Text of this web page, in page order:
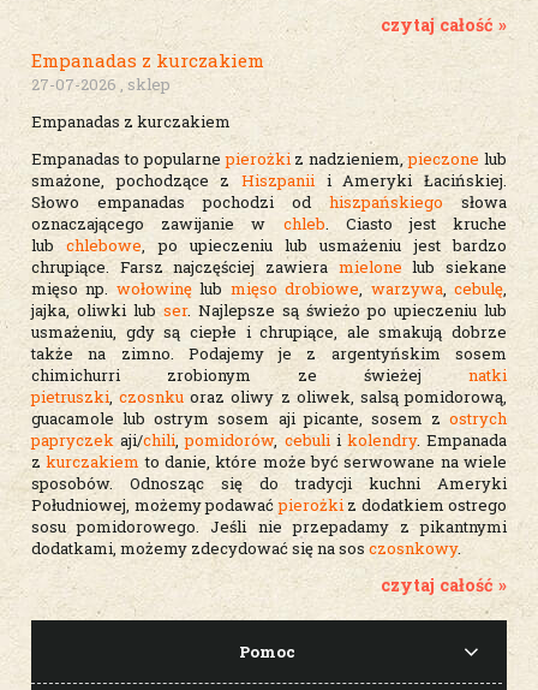
czytaj całość »
Empanadas z kurczakiem
27-07-2026 , sklep
Empanadas z kurczakiem
Empanadas to popularnepierożkiz nadzieniem,pieczone lub
smażone, pochodzące z Hiszpanii i Ameryki Łacińskiej.
Słowo empanadas pochodzi odhiszpańskiego słowa
oznaczającego zawijanie w chleb. Ciasto jest kruche
lubchlebowe, po upieczeniu lub usmażeniu jest bardzo
chrupiące. Farsz najczęściej zawiera mielonelub siekane
mięso np. wołowinęlub mięso drobiowe, warzywa,cebulę,
jajka, oliwki lub ser. Najlepsze są świeżo po upieczeniu lub
usmażeniu, gdy są ciepłe i chrupiące, ale smakują dobrze
także na zimno. Podajemy je z argentyńskim sosem
chimichurri zrobionym ze świeżej natki
pietruszki,czosnku oraz oliwy z oliwek, salsą pomidorową,
guacamole lub ostrym sosem aji picante, sosem z ostrych
papryczek aji/chili,pomidorów, cebulii kolendry. Empanada
zkurczakiemto danie, które może być serwowane na wiele
sposobów. Odnosząc się do tradycji kuchni Ameryki
Południowej, możemy podawaćpierożkiz dodatkiem ostrego
sosu pomidorowego. Jeśli nie przepadamy z pikantnymi
dodatkami, możemy zdecydować się na sos czosnkowy.
czytaj całość »
Pomoc